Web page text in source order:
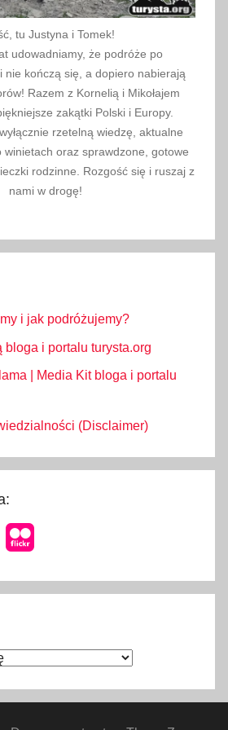
tu Justyna i Tomek!
udowadniamy, że podróże po
nie kończą się, a dopiero nabierają
Razem z Kornelią i Mikołajem
zakątki Polski i Europy.
rzetelną wiedzę, aktualne
winietach oraz sprawdzone, gotowe
rodzinne. Rozgość się i ruszaj z
nami w drogę!
i jak podróżujemy?
bloga i portalu turysta.org
| Media Kit bloga i portalu
(Disclaimer)